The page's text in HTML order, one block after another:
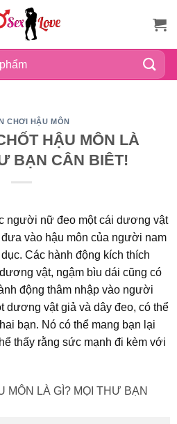
CHƠI HẬU MÔN
HẬU MÔN LÀ
BẠN CÂN BIÊT!
người nữ đeo một cái dương vật
vào hậu môn của người nam
Các hành động kích thích
vật, ngậm bìu dái cũng có
động thâm nhập vào người
dương vật giả và dây đeo, có thể
bạn. Nó có thể mang bạn lại
thấy rằng sức mạnh đi kèm với